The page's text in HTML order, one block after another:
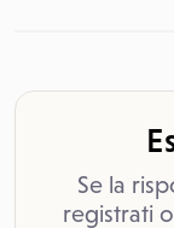
Se la
registrati